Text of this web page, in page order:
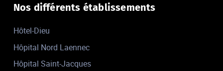
Nos différents établissements
Hôtel-Dieu
Hôpital Nord Laennec
Hôpital Saint-Jacques